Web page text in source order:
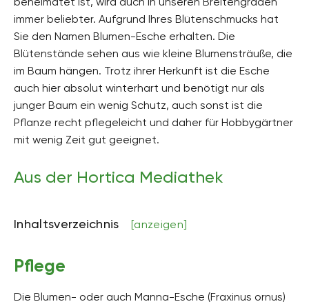
Sonnig
Blütezeit
Wuchsform
aufrecht
bis zu 15 m hoch
immer beliebter. Aufgrund Ihres Blütenschmucks hat
Sie den Namen Blumen-Esche erhalten. Die
Blütenstände sehen aus wie kleine Blumensträuße, die
im Baum hängen. Trotz ihrer Herkunft ist die Esche
auch hier absolut winterhart und benötigt nur als
junger Baum ein wenig Schutz, auch sonst ist die
Pflanze recht pflegeleicht und daher für Hobbygärtner
mit wenig Zeit gut geeignet.
Aus der Hortica Mediathek
Inhaltsverzeichnis [anzeigen]
Pflege
Die Blumen- oder auch Manna-Esche (Fraxinus ornus)